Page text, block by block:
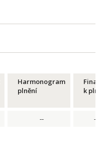
Harmonogram
plnění
Finance
k plnění
-- --